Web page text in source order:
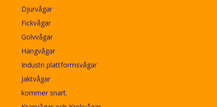
Djurvågar
Fickvågar
Golvvågar
Hängvågar
Industri plattformsvågar
Jaktvågar
kommer snart.